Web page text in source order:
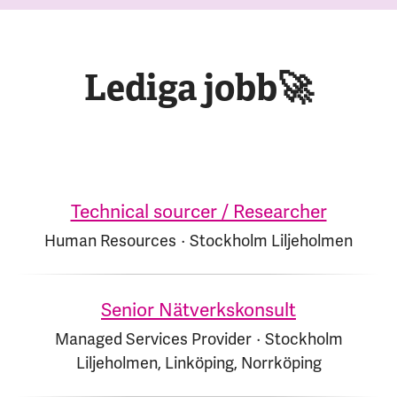
Lediga jobb🚀
Technical sourcer / Researcher
Human Resources · Stockholm Liljeholmen
Senior Nätverkskonsult
Managed Services Provider · Stockholm
Liljeholmen, Linköping, Norrköping